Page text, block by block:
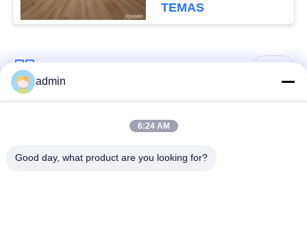
TEMAS
Popüler Kategoriler
Lüks Vinyl Plakalı
admin
6:24 AM
Good day, what product are you looking for?